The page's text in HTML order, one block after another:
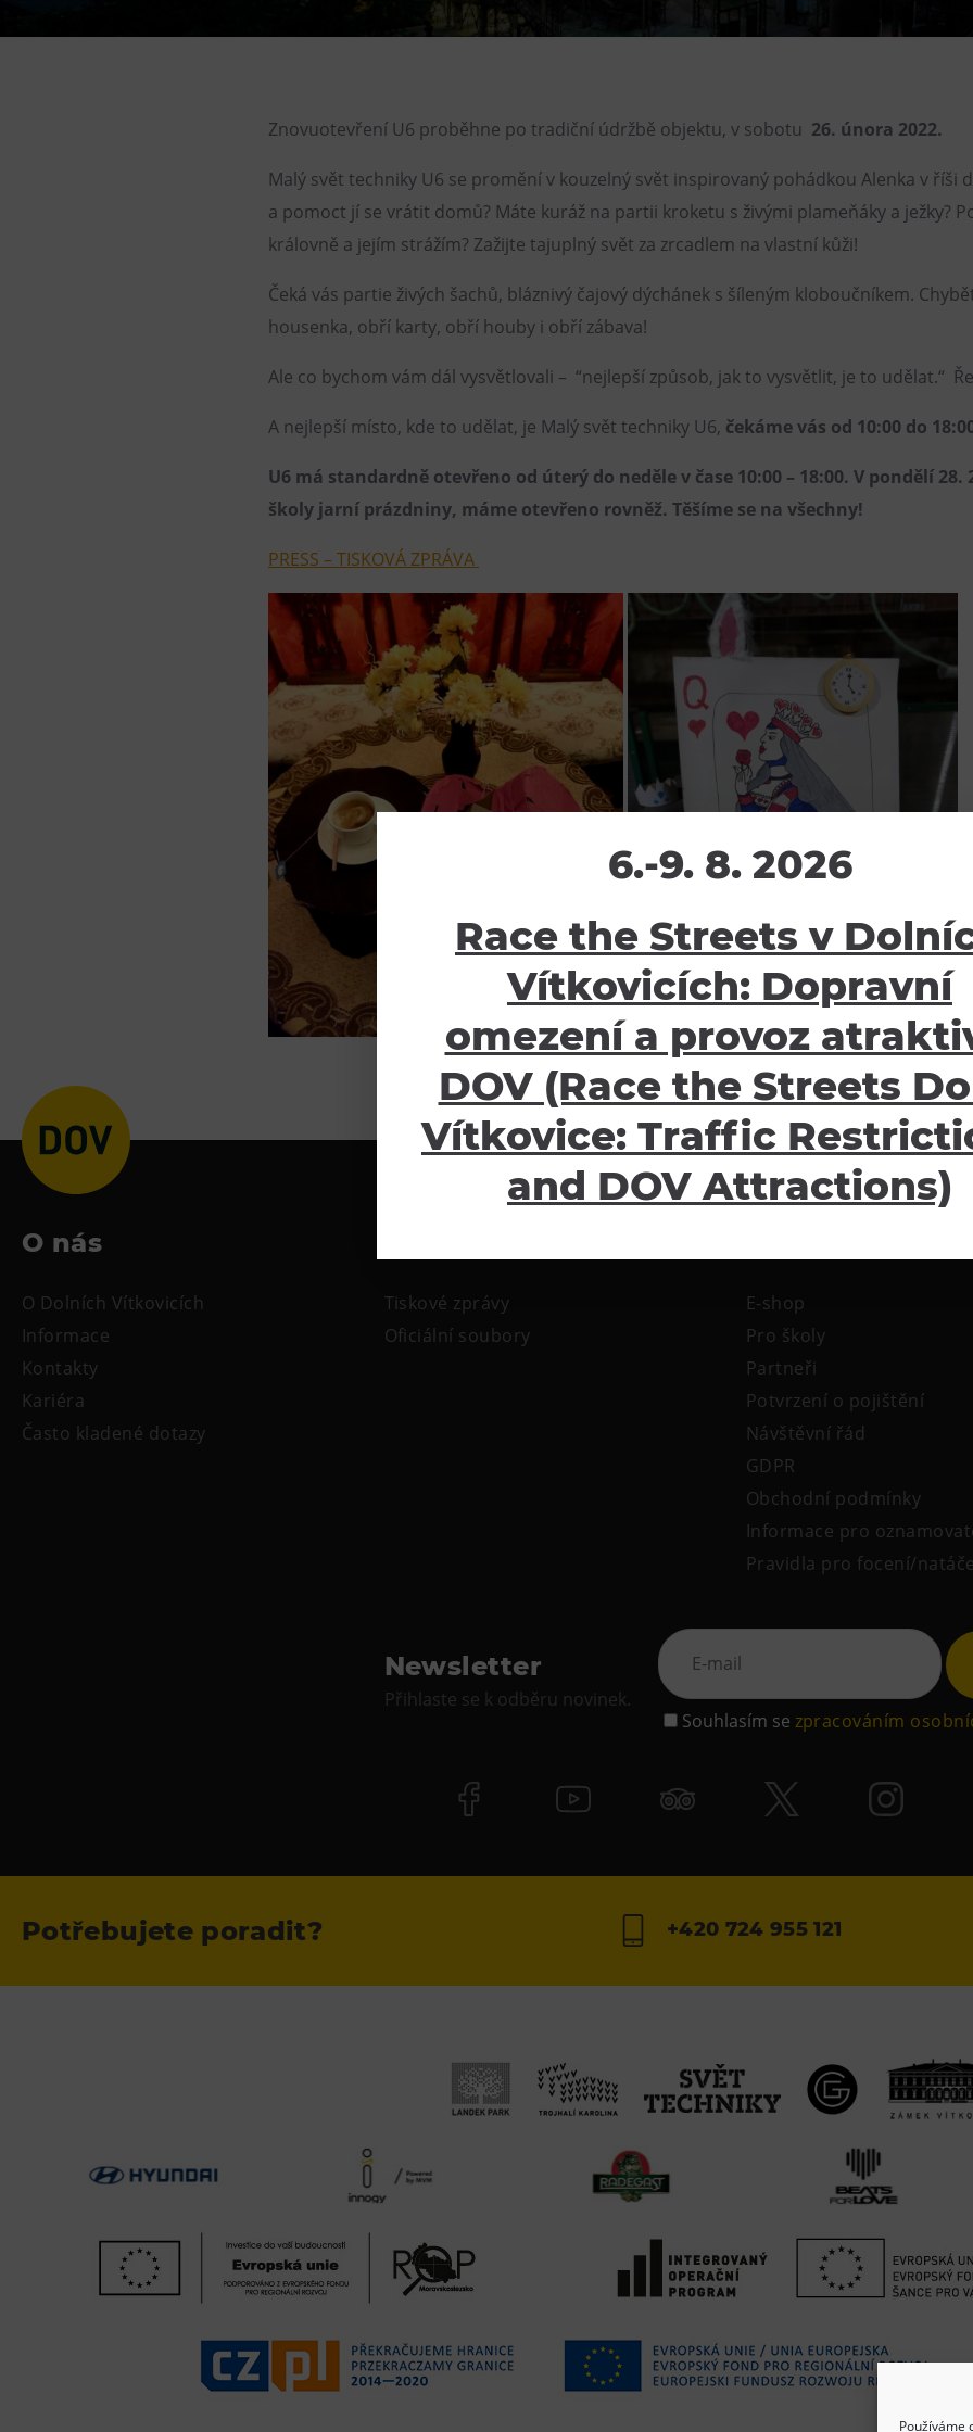
Používáme
Galerie Gong
FUTURE café
Catering
Znovuotevření U6 proběhne po tradiční údržbě objektu, v sobotu 26. února 2022.
Malý svět techniky U6 se promění v kouzelný svět inspirovaný pohádkou Alenka v říši
a pomoct jí se vrátit domů? Máte kuráž na partii kroketu s živými plameňáky a ježky?
královně a jejím strážím? Zažijte tajuplný svět za zrcadlem na vlastní kůži!
Čeká vás partie živých šachů, bláznivý čajový dýchánek s šíleným kloboučníkem.
housenka, obří karty, obří houby i obří zábava!
Ale co bychom vám dál vysvětlovali – “nejlepší způsob, jak to vysvětlit, je to udělat.“
A nejlepší místo, kde to udělat, je Malý svět techniky U6, čekáme vás od 10:00 do
U6 má standardně otevřeno od úterý do neděle v čase 10:00 – 18:00. V pondělí
školy jarní prázdniny, máme otevřeno rovněž. Těšíme se na všechny!
PRESS – TISKOVÁ ZPRÁVA
O nás
O Dolních Vítkovicích
Informace
Kontakty
Kariéra
Často kladené dotazy
Tiskové zprávy
Oficiální soubory
E-shop
Pro školy
Partneři
Potvrzení o pojištění
Návštěvní řád
GDPR
Obchodní podmínky
Informace pro
Pravidla pro focení/
Newsletter
Přihlaste se k odběru novinek.
Souhlasím se zpracováním
Potřebujete poradit? +420 724 955 121
6.-9. 8. 2026
Race the Streets v
Vítkovicích: Dopravní
omezení a provoz
DOV (Race the Streets
Vítkovice: Traffic
and DOV Attractions)